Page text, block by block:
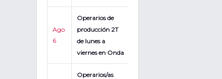
Ago
6
Operarios de
producción 2T
de lunes a
viernes en Onda
Operarios/as